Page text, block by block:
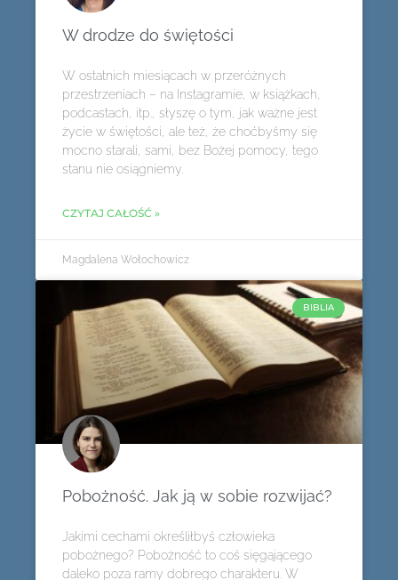
W drodze do świętości
W ostatnich miesiącach w przeróżnych
przestrzeniach – na Instagramie, w książkach,
podcastach, itp., słyszę o tym, jak ważne jest
życie w świętości, ale też, że choćbyśmy się
mocno starali, sami, bez Bożej pomocy, tego
stanu nie osiągniemy.
CZYTAJ CAŁOŚĆ »
Magdalena Wołochowicz
BIBLIA
Pobożność. Jak ją w sobie rozwijać?
Jakimi cechami określiłbyś człowieka
pobożnego? Pobożność to coś sięgającego
daleko poza ramy dobrego charakteru. W